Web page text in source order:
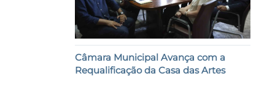
Câmara Municipal Avança com a
Requalificação da Casa das Artes